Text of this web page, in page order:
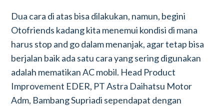
Dua cara di atas bisa dilakukan, namun, begini
Otofriends kadang kita menemui kondisi di mana
harus stop and go dalam menanjak, agar tetap bisa
berjalan baik ada satu cara yang sering digunakan
adalah mematikan AC mobil. Head Product
Improvement EDER, PT Astra Daihatsu Motor
Adm, Bambang Supriadi sependapat dengan